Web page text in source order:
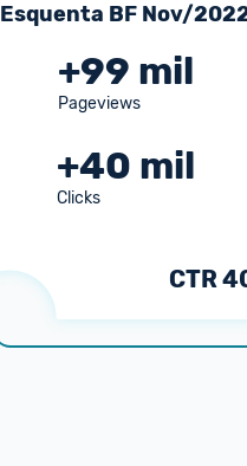
Esquenta BF Nov/
+99 mil
Pageviews
+40 mil
Clicks
CTR